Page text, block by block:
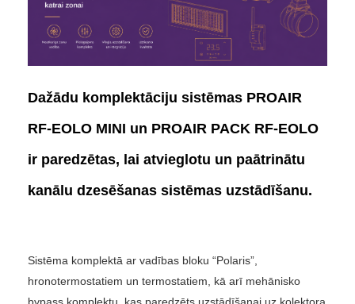
Dažādu komplektāciju sistēmas PROAIR
RF-EOLO MINI un PROAIR PACK RF-EOLO
ir paredzētas, lai atvieglotu un paātrinātu
kanālu dzesēšanas sistēmas uzstādīšanu.
Sistēma komplektā ar vadības bloku “Polaris”,
hronotermostatiem un termostatiem, kā arī mehānisko